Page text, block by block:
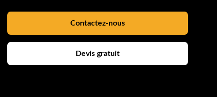
Contactez-nous
Devis gratuit